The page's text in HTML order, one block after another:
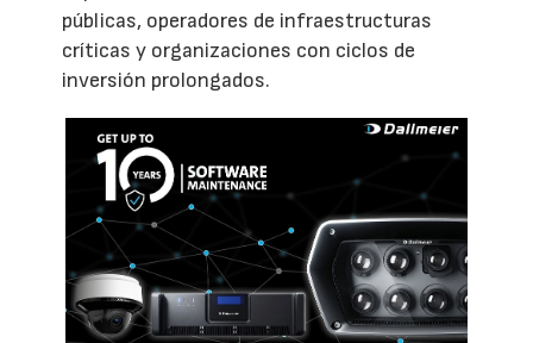
públicas, operadores de infraestructuras
críticas y organizaciones con ciclos de
inversión prolongados.